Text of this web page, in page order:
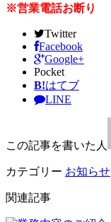
※営業電話お断り
Twitter
Facebook
Google+
Pocket
B!はてブ
LINE
この記事を書いた人
カテゴリー お知らせ
関連記事